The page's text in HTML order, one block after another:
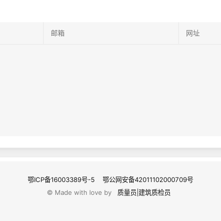
鄂ICP备16003389号-5
鄂公网安备42011102000709号
© Made with love by
质量员|建筑质检员